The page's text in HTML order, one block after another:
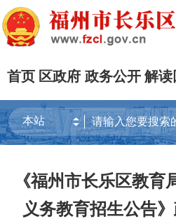
首页 区政府 政务公开 解读
《福州市长乐区教育
义务教育招生公告》